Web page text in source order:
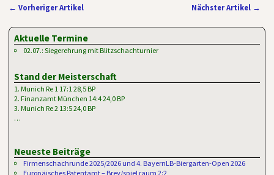
← Vorheriger Artikel Nächster Artikel →
Aktuelle Termine
02.07.: Siegerehrung mit Blitzschachturnier
Stand der Meisterschaft
1. Munich Re 1 17:1 28,5 BP
2. Finanzamt München 14:4 24,0 BP
3. Munich Re 2 13:5 24,0 BP
…
Neueste Beiträge
Firmenschachrunde 2025/2026 und 4. BayernLB-Biergarten-Open 2026
Europäisches Patentamt – Brey/spiel raum 2:2